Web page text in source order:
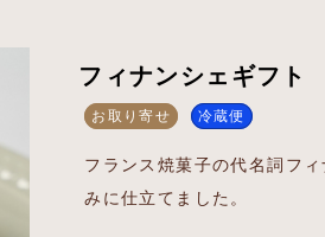
フィナンシェギフト
お取り寄せ 冷蔵便
フランス焼菓子の代名詞フ
みに仕立てました。